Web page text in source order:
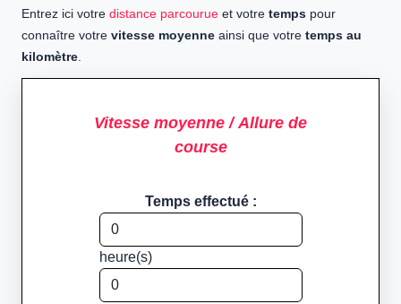
Entrez ici votre distance parcourue et votre temps pour
connaître votre vitesse moyenne ainsi que votre temps au
kilomètre
Vitesse moyenne / Allure de
course
Temps effectué :
heure(s)